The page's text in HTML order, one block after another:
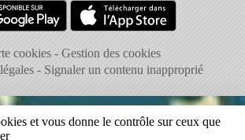
cookies
Gestion des cookies
Signaler un contenu inapproprié
et vous donne le contrôle sur ceux que